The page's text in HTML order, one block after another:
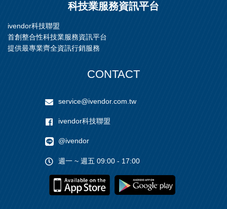
科技業服務資訊平台
ivendor科技聯盟
首創整合性科技業服務資訊平台
提供最專業齊全資訊行銷服務
CONTACT
service@ivendor.com.tw
ivendor科技聯盟
@ivendor
週一 ~ 週五 09:00 - 17:00